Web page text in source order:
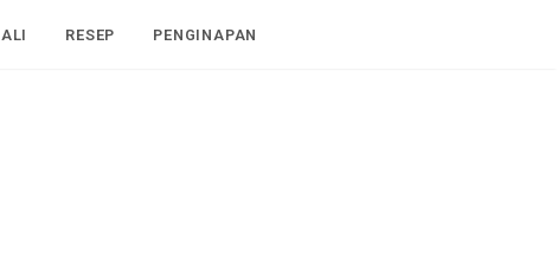
RESEP PENGINAPAN